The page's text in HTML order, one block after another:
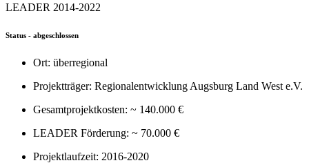
LEADER 2014-2022
Status - abgeschlossen
Ort: überregional
Projektträger: Regionalentwicklung Augsburg Land West e.V.
Gesamtprojektkosten: ~ 140.000 €
LEADER Förderung: ~ 70.000 €
Projektlaufzeit: 2016-2020